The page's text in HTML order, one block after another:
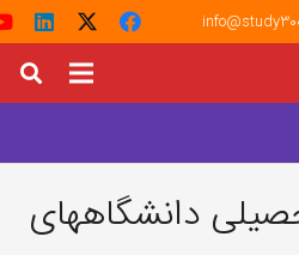
دانشگاههای